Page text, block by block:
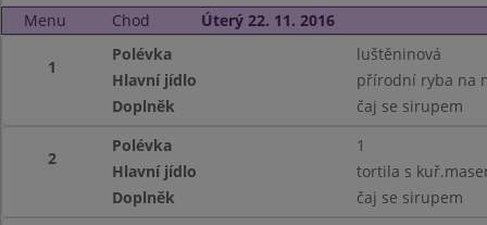
Menu
Chod Úterý 22. 11. 2016
1
Polévka
luštěninová
Hlavní jídlo
přírodní ryba na
Doplněk
čaj se sirupem
2
Polévka
1
Hlavní jídlo
tortila s
Doplněk
čaj se sirupem